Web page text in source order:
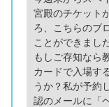
宮殿のチケット
ろ、こちらのブ
ことができました
もしご存知なら
カードで入場す
うか？私が予約
認のメールに「